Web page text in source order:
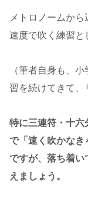
メトロノームか
速度で吹く練習と
（筆者自身も、
習を続けてきて、
特に三連符・十六
で「速く吹かなき
ですが、落ち着い
えましょう。